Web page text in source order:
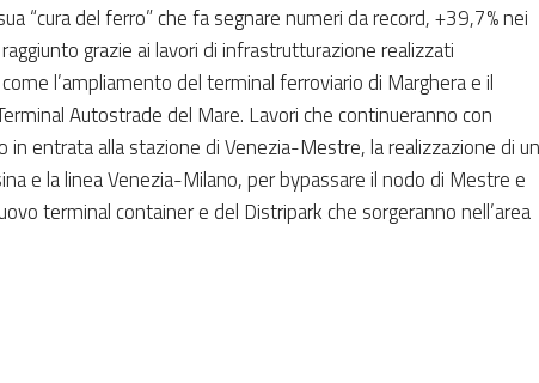
“cura del ferro” che fa segnare numeri da record, +39,7% nei
grazie ai lavori di infrastrutturazione realizzati
l’ampliamento del terminal ferroviario di Marghera e il
Autostrade del Mare. Lavori che continueranno con
in entrata alla stazione di Venezia-Mestre, la realizzazione di un
e la linea Venezia-Milano, per bypassare il nodo di Mestre e
terminal container e del Distripark che sorgeranno nell’area